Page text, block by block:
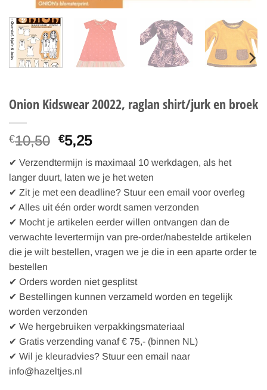
Onion Kidswear 20022, raglan shirt/jurk en broek
€10,50 Oorspronkelijke
was:
€10,50.
€5,25Huidige
is:
€5,25.
✔ Verzendtermijn is maximaal 10 werkdagen, als het
langer duurt, laten we je het weten
✔ Zit je met een deadline? Stuur een email voor overleg
✔ Alles uit één order wordt samen verzonden
✔ Mocht je artikelen eerder willen ontvangen dan de
verwachte levertermijn van pre-order/nabestelde artikelen
die je wilt bestellen, vragen we je die in een aparte order te
bestellen
✔ Orders worden niet gesplitst
✔ Bestellingen kunnen verzameld worden en tegelijk
worden verzonden
✔ We hergebruiken verpakkingsmateriaal
✔ Gratis verzending vanaf € 75,- (binnen NL)
✔ Wil je kleuradvies? Stuur een email naar
info@hazeltjes.nl